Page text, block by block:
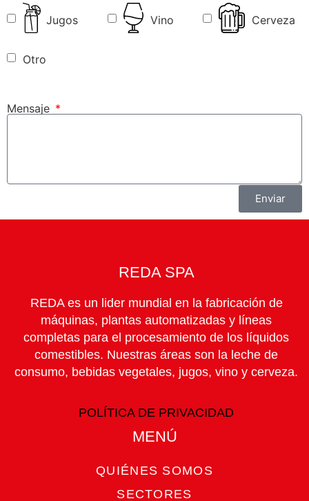
Jugos Vino Cerveza
Otro
Mensaje
Enviar
REDA SPA
REDA es un lider mundial en la fabricación de
máquinas, plantas automatizadas y líneas
completas para el procesamiento de los líquidos
comestibles. Nuestras áreas son la leche de
consumo, bebidas vegetales, jugos, vino y cerveza.
POLÍTICA DE PRIVACIDAD
MENÚ​
QUIÉNES SOMOS
SECTORES